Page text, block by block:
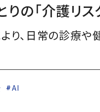
の「介護リ
り、日常の診療
AI